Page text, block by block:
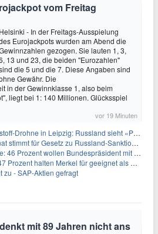
vom Freitag
Helsinki - In der Freitags-Ausspielung
Eurojackpots wurden am Abend die
gezogen. Sie lauten 1, 3,
13 und 23, die beiden "Eurozahlen"
die 5 und die 7. Diese Angaben sind
Gewähr. Die
in der Gewinnklasse 1, also beim
liegt bei 1: 140 Millionen. Glücksspiel
vor 19 Minuten
Drohne in Leipzig: Russland sieht «Provokation»
stimmt für Gesetz zu Russland-Sanktionen
Prozent wollen Bundespräsident mit Politik-Erfahrung
halten Merkel für geeignet als Bundespräsidentin
zu - SAP-Aktien gefragt
mit 89 Jahren nicht ans